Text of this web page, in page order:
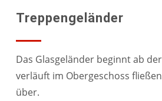
Treppengeländer
Das Glasgeländer beginnt ab
verläuft im Obergeschoss
über.